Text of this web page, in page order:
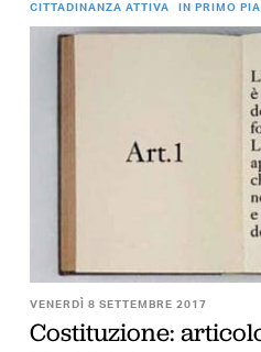
CITTADINANZA ATTIVA IN PRIMO
VENERDÌ 8 SETTEMBRE 2017
Costituzione: